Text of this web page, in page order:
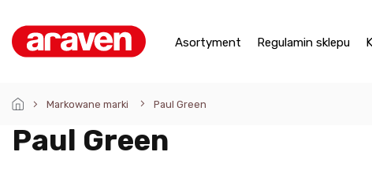
treści
Asortyment Regulamin sklepu
Markowane marki Paul Green
Paul Green